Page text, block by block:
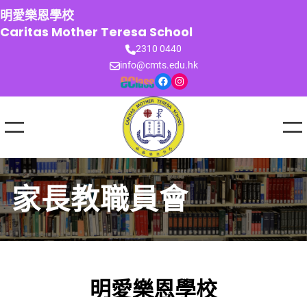
跳
至
主
明愛樂恩學校
Caritas Mother Teresa School
2310 0440
info@cmts.edu.hk
Facebook Instagram
家長教職員會
明愛樂恩學校